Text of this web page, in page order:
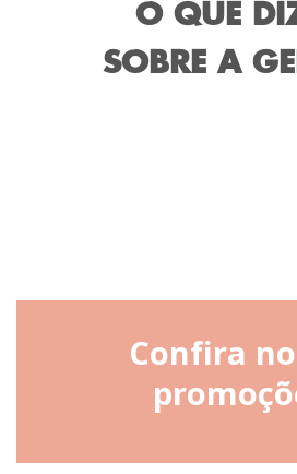
O QUE
SOBRE A
Confira